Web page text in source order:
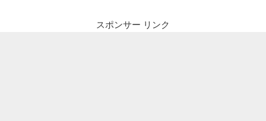
スポンサー リンク